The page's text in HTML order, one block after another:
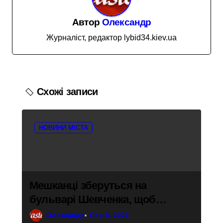
с
і
в
Автор Олександр
Журналіст, редактор lybid34.kiev.ua
Схожі записи
НОВИНИ МІСТА
Мешканці зберуться на
бульварі Шевченка, щоб
привернути увагу до трагедії
Олександр Сер 8, 2026